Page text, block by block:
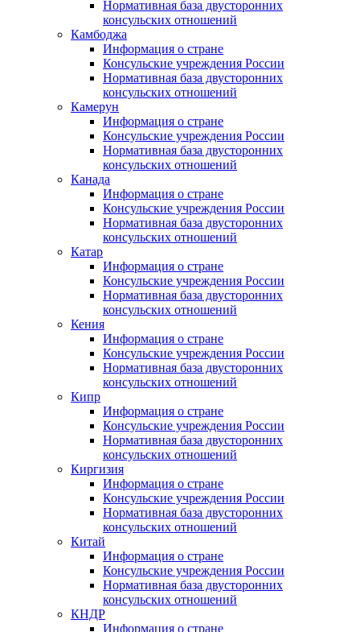
Нормативная база двусторонних
консульских отношений
Камбоджа
Информация о стране
Консульские учреждения России
Нормативная база двусторонних
консульских отношений
Камерун
Информация о стране
Консульские учреждения России
Нормативная база двусторонних
консульских отношений
Канада
Информация о стране
Консульские учреждения России
Нормативная база двусторонних
консульских отношений
Катар
Информация о стране
Консульские учреждения России
Нормативная база двусторонних
консульских отношений
Кения
Информация о стране
Консульские учреждения России
Нормативная база двусторонних
консульских отношений
Кипр
Информация о стране
Консульские учреждения России
Нормативная база двусторонних
консульских отношений
Киргизия
Информация о стране
Консульские учреждения России
Нормативная база двусторонних
консульских отношений
Китай
Информация о стране
Консульские учреждения России
Нормативная база двусторонних
консульских отношений
КНДР
Информация о стране